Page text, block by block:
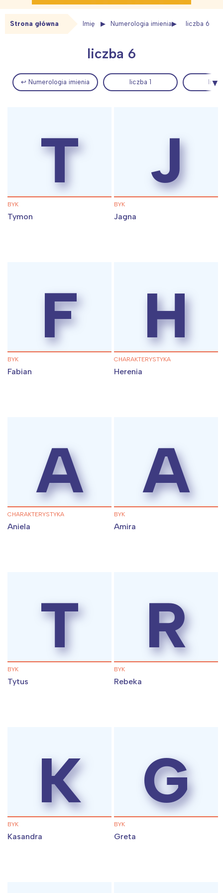
Strona główna Imię Numerologia imienia liczba 6
liczba 6
↩ Numerologia imienia liczba 1
T
BYK
Tymon
J
BYK
Jagna
F
BYK
Fabian
H
CHARAKTERYSTYKA
Herenia
A
CHARAKTERYSTYKA
Aniela
A
BYK
Amira
T
BYK
Tytus
R
BYK
Rebeka
K
BYK
Kasandra
G
BYK
Greta